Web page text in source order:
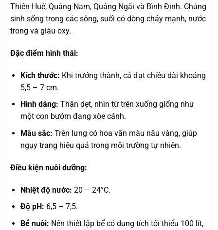
Thiên-Huế, Quảng Nam, Quảng Ngãi và Bình Định. Chúng
sinh sống trong các sông, suối có dòng chảy mạnh, nước
trong và giàu oxy.
Đặc điểm hình thái:
Kích thước: Khi trưởng thành, cá đạt chiều dài khoảng
5,5 – 7 cm.
Hình dáng: Thân dẹt, nhìn từ trên xuống giống như
một con bướm đang xòe cánh.
Màu sắc: Trên lưng có hoa văn màu nâu vàng, giúp
ngụy trang hiệu quả trong môi trường tự nhiên.
Điều kiện nuôi dưỡng:
Nhiệt độ nước: 20 – 24°C.
Độ pH: 6,5 – 7,5.
Bể nuôi: Nên thiết lập bể có dung tích tối thiểu 100 lít,